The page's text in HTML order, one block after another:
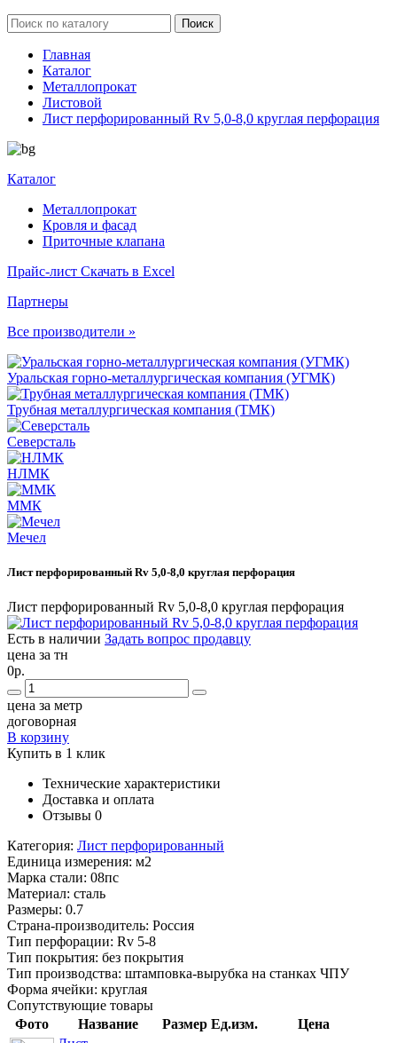
Главная
Каталог
Металлопрокат
Листовой
Лист перфорированный Rv 5,0-8,0 круглая перфорация
Каталог
Металлопрокат
Кровля и фасад
Приточные клапана
Прайс-лист Скачать в Excel
Партнеры
Все производители »
Уральская горно-металлургическая компания (УГМК)
Трубная металлургическая компания (ТМК)
Северсталь
НЛМК
ММК
Мечел
Лист перфорированный Rv 5,0-8,0 круглая перфорация
Лист перфорированный Rv 5,0-8,0 круглая перфорация
Есть в наличии Задать вопрос продавцу
цена за тн
0р.
цена за метр
договорная
В корзину
Купить в 1 клик
Технические характеристики
Доставка и оплата
Отзывы 0
Категория: Лист перфорированный
Единица измерения: м2
Марка стали: 08пс
Материал: сталь
Размеры: 0.7
Страна-производитель: Россия
Тип перфорации: Rv 5-8
Тип покрытия: без покрытия
Тип производства: штамповка-вырубка на станках ЧПУ
Форма ячейки: круглая
Сопутствующие товары
Фото
Название Размер Ед.изм.
Цена